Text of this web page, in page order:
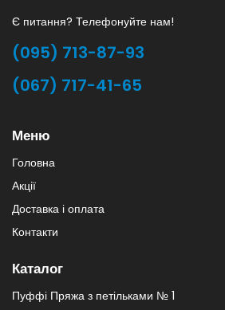
Є питання? Телефонуйте нам!
(095) 713-87-93
(067) 717-41-65
Меню
Головна
Акції
Доставка і оплата
Контакти
Каталог
Пуффі Пряжа з петільками № 1